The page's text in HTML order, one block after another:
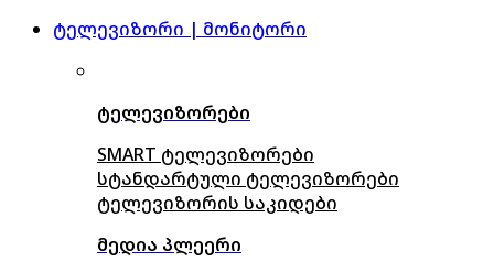
ტელევიზორი | მონიტორი
ტელევიზორები
SMART ტელევიზორები
სტანდარტული ტელევიზორები
ტელევიზორის საკიდები
მედია პლეერი